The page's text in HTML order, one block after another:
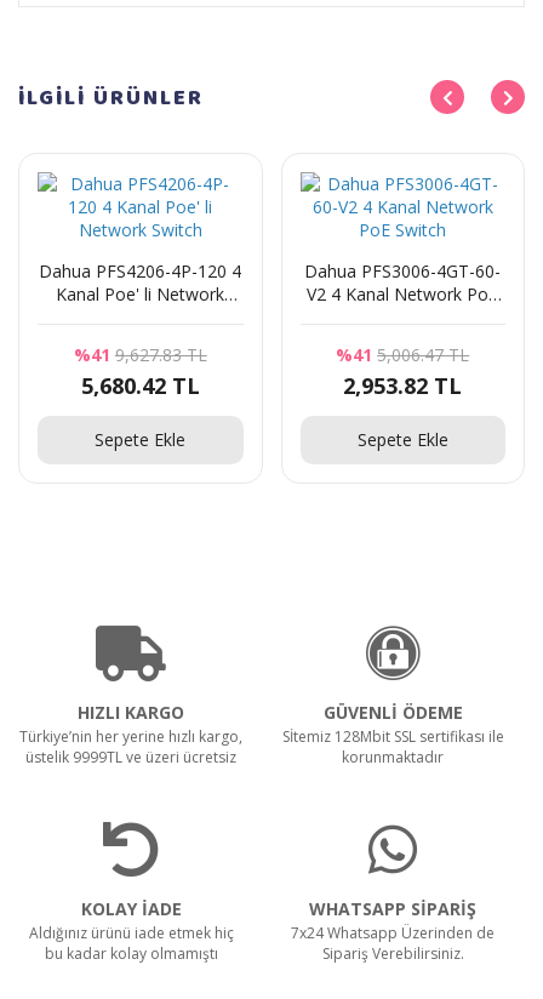
İLGİLİ ÜRÜNLER
Dahua PFS4206-4P-120 4
Kanal Poe' li Network
%41 9,627.83 TL
5,680.42 TL
Sepete Ekle
Dahua PFS3006-4GT-60-
V2 4 Kanal Network PoE
%41 5,006.47 TL
2,953.82 TL
Sepete Ekle
HIZLI KARGO
Türkiye’nin her yerine hızlı kargo,
üstelik 9999TL ve üzeri ücretsiz
GÜVENLİ ÖDEME
Sİtemiz 128Mbit SSL sertifikası ile
korunmaktadır
KOLAY İADE
Aldığınız ürünü iade etmek hiç
bu kadar kolay olmamıştı
WHATSAPP SİPARİŞ
7x24 Whatsapp Üzerinden de
Sipariş Verebilirsiniz.